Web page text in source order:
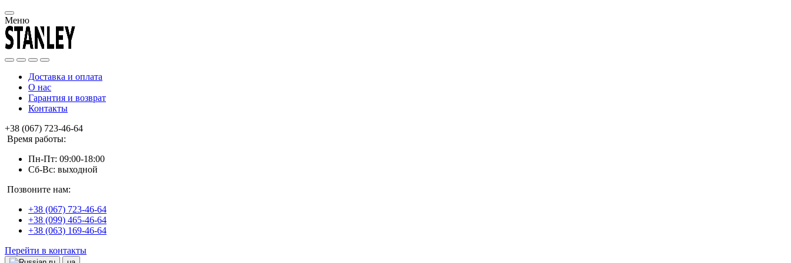
Меню
Доставка и оплата
О нас
Гарантия и возврат
Контакты
+38 (067) 723-46-64
Время работы:
Пн-Пт: 09:00-18:00
Сб-Вс: выходной
Позвоните нам:
+38 (067) 723-46-64
+38 (099) 465-46-64
+38 (063) 169-46-64
Перейти в контакты